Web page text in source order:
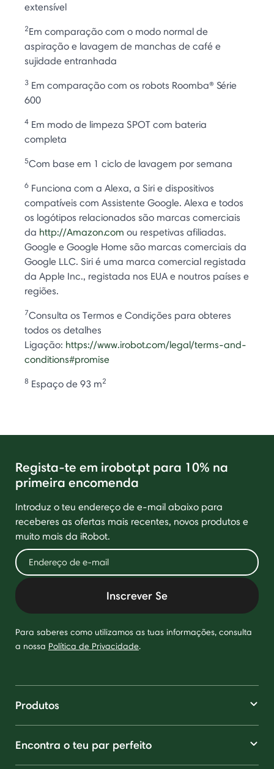
extensível
2Em comparação com o modo normal de
aspiração e lavagem de manchas de café e
sujidade entranhada
3 Em comparação com os robots Roomba® Série
600
4 Em modo de limpeza SPOT com bateria
completa
5Com base em 1 ciclo de lavagem por semana
6 Funciona com a Alexa, a Siri e dispositivos
compatíveis com Assistente Google. Alexa e todos
os logótipos relacionados são marcas comerciais
da http://Amazon.com ou respetivas afiliadas.
Google e Google Home são marcas comerciais da
Google LLC. Siri é uma marca comercial registada
da Apple Inc., registada nos EUA e noutros países e
regiões.
7Consulta os Termos e Condições para obteres
todos os detalhes
Ligação: https://www.irobot.com/legal/terms-and-
conditions#promise
8 Espaço de 93 m2
Regista-te em irobot.pt para 10% na
primeira encomenda
Introduz o teu endereço de e-mail abaixo para
receberes as ofertas mais recentes, novos produtos e
muito mais da iRobot.
Inscrever Se
Para saberes como utilizamos as tuas informações, consulta
a nossa Política de Privacidade.
Produtos
Encontra o teu par perfeito